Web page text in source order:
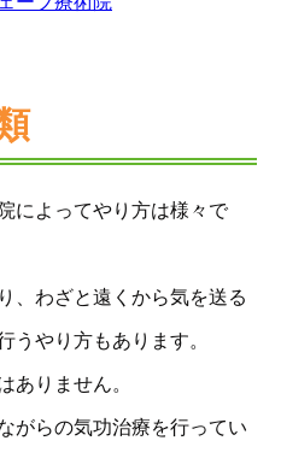
によってやり方は様々で
、わざと遠くから気を送る
うやり方もあります。
ありません。
がらの気功治療を行ってい